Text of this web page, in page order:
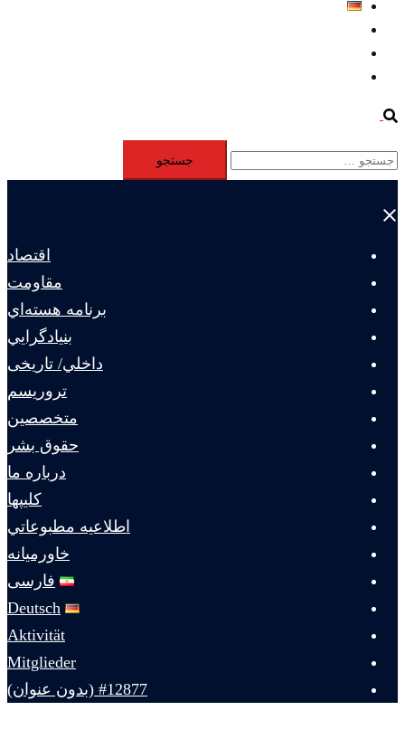
Search
جستجو
برای:
Close
اقتصاد
مقاومت
برنامه هسته‌اي
بنيادگرايي
داخلي/ تاریخی
تروريسم
متخصصين
حقوق بشر
درباره ما
كليپها
اطلاعيه مطبوعاتي
خاورميانه
فارسی
Deutsch
Aktivität
Mitglieder
#12877 (بدون عنوان)